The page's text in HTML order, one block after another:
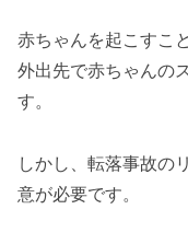
赤ちゃんを起こすこ
外出先で赤ちゃんの
す。
しかし、転落事故の
意が必要です。